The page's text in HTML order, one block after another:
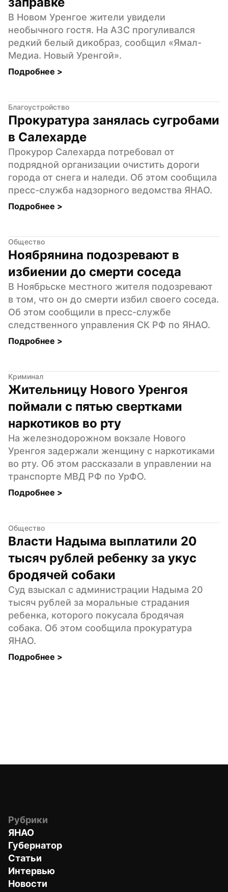
В Новом Уренгое жители увидели
необычного гостя. На АЗС прогуливался
редкий белый дикобраз, сообщил «Ямал-
Медиа. Новый Уренгой».
Подробнее >
Благоустройство
Прокуратура занялась сугробами
в Салехарде
Прокурор Салехарда потребовал от
подрядной организации очистить дороги
города от снега и наледи. Об этом сообщила
пресс-служба надзорного ведомства ЯНАО.
Подробнее >
Общество
Ноябрянина подозревают в
избиении до смерти соседа
В Ноябрьске местного жителя подозревают
в том, что он до смерти избил своего соседа.
Об этом сообщили в пресс-службе
следственного управления СК РФ по ЯНАО.
Подробнее >
Криминал
Жительницу Нового Уренгоя
поймали с пятью свертками
наркотиков во рту
На железнодорожном вокзале Нового
Уренгоя задержали женщину с наркотиками
во рту. Об этом рассказали в управлении на
транспорте МВД РФ по УрФО.
Подробнее >
Общество
Власти Надыма выплатили 20
тысяч рублей ребенку за укус
бродячей собаки
Суд взыскал с администрации Надыма 20
тысяч рублей за моральные страдания
ребенка, которого покусала бродячая
собака. Об этом сообщила прокуратура
ЯНАО.
Подробнее >
Рубрики
ЯНАО
Губернатор
Статьи
Интервью
Новости